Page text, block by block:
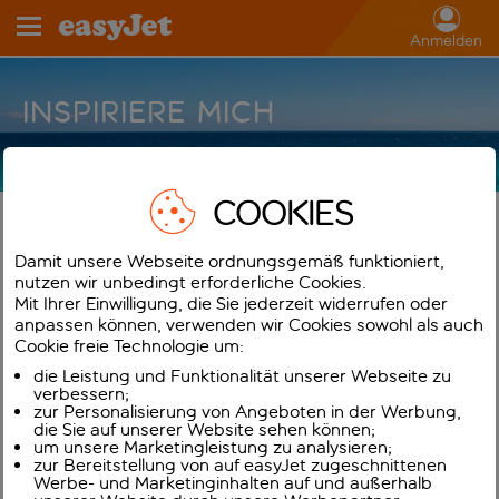
Anmelden
INSPIRIERE MICH
BEGINNE DEINEN URLAUB HIER
Ich reise vonReykjavík – Keflavík
Ich möchte vomjederzeitfüreinen hinflug
verreisen
Mein Budget istmir egal
Ich hätte gerne eineirgendwelcheReise
COOKIES
Damit unsere Webseite ordnungsgemäß funktioniert,
nutzen wir unbedingt erforderliche Cookies.
Mit Ihrer Einwilligung, die Sie jederzeit widerrufen oder
anpassen können, verwenden wir Cookies sowohl als auch
Cookie freie Technologie um:
die Leistung und Funktionalität unserer Webseite zu
verbessern;
zur Personalisierung von Angeboten in der Werbung,
die Sie auf unserer Website sehen können;
um unsere Marketingleistung zu analysieren;
zur Bereitstellung von auf easyJet zugeschnittenen
Werbe- und Marketinginhalten auf und außerhalb